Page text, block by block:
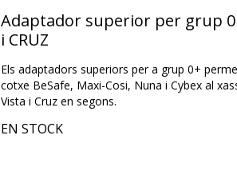
Adaptador superior per grup 0
i CRUZ
Els adaptadors superiors per a grup 0+
cotxe BeSafe, Maxi-Cosi, Nuna i Cybex al
Vista i Cruz en segons.
EN STOCK